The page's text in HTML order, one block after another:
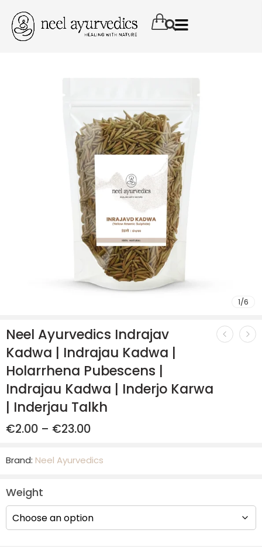
1/6
Neel Ayurvedics Indrajav
Kadwa | Indrajau Kadwa |
Holarrhena Pubescens |
Indrajau Kadwa | Inderjo Karwa
| Inderjau Talkh
€2.00 – €23.00
Brand: Neel Ayurvedics
Weight